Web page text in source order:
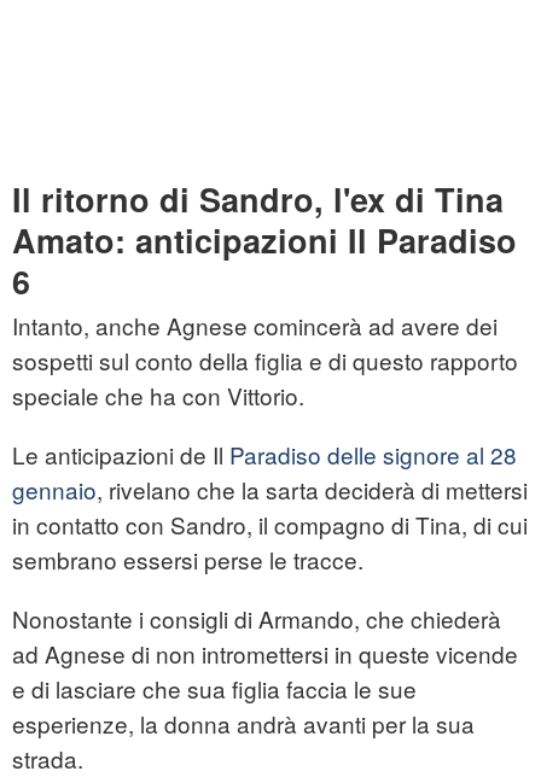
Il ritorno di Sandro, l'ex di Tina
Amato: anticipazioni Il Paradiso
6
Intanto, anche Agnese comincerà ad avere dei
sospetti sul conto della figlia e di questo rapporto
speciale che ha con Vittorio.
Le anticipazioni de Il Paradiso delle signore al 28
gennaio, rivelano che la sarta deciderà di mettersi
in contatto con Sandro, il compagno di Tina, di cui
sembrano essersi perse le tracce.
Nonostante i consigli di Armando, che chiederà
ad Agnese di non intromettersi in queste vicende
e di lasciare che sua figlia faccia le sue
esperienze, la donna andrà avanti per la sua
strada.